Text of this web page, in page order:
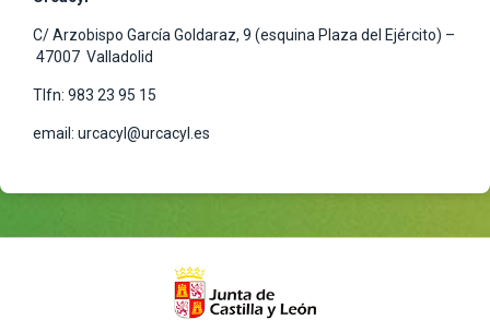
C/ Arzobispo García Goldaraz, 9 (esquina Plaza del Ejército) –
47007 Valladolid
Tlfn: 983 23 95 15
email: urcacyl@urcacyl.es